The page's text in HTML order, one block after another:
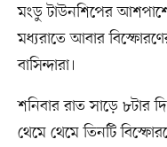
মংডু টাউনশিপের
মধ্যরাতে আবার
বাসিন্দারা।
শনিবার রাত সাড়ে ৮টার
থেমে থেমে তিনটি